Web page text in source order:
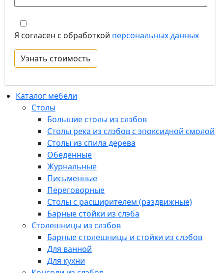
Я согласен с обработкой персональных данных
Каталог мебели
Столы
Большие столы из слэбов
Столы река из слэбов с эпоксидной смолой
Столы из спила дерева
Обеденные
Журнальные
Письменные
Переговорные
Столы с расширителем (раздвижные)
Барные стойки из слэба
Столешницы из слэбов
Барные столешницы и стойки из слэбов
Для ванной
Для кухни